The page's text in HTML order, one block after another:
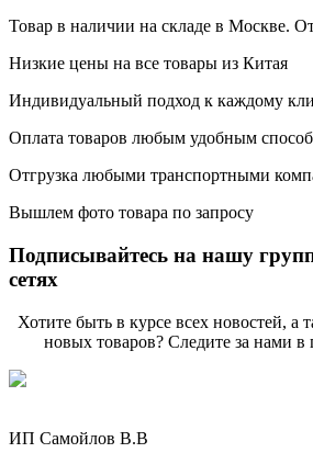
Товар в наличии на складе в Москве.
Низкие цены на все товары из Китая
Индивидуальный подход к каждому
Оплата товаров любым удобным
Отгрузка любыми транспортными
Вышлем фото товара по запросу
Подписывайтесь на нашу
сетях
Хотите быть в курсе всех новостей, а
новых товаров? Следите за нами в
ИП Самойлов В.В